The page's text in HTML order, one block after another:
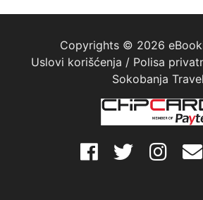
Copyrights © 2026
Uslovi korišćenja / Polisa
Sokobanja Travel